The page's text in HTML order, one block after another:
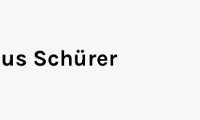
Schürer